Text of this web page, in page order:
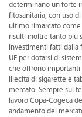
determinano un forte
fitosanitaria, con uso
ultimo rimarcato come
risulti inoltre tanto più
investimenti fatti dalla
UE per dotarsi di
che offrono importanti
illecita di sigarette e
mercato. Sempre sul
lavoro Copa-Cogeca
andamento del